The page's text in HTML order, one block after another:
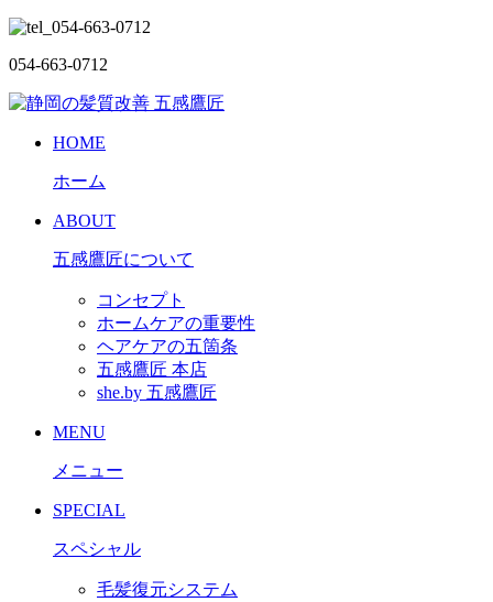
054-663-0712
HOME
ホーム
ABOUT
五感鷹匠について
コンセプト
ホームケアの重要性
ヘアケアの五箇条
五感鷹匠 本店
she.by 五感鷹匠
MENU
メニュー
SPECIAL
スペシャル
毛髪復元システム